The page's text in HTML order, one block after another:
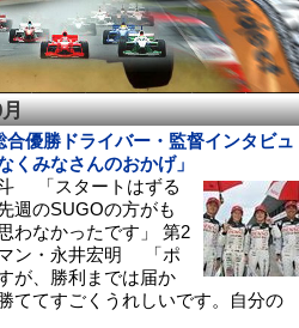
優勝ドライバー・監督インタビュ
みなさんのおかげ」
「スタートはずる
週のSUGOの方がも
わなかったです」 第2
ン・永井宏明 「ポ
が、勝利までは届か
ててすごくうれしいです。自分の